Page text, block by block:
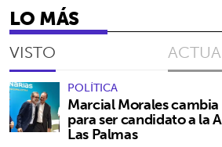
LO MÁS
VISTO
POLÍTICA
Marcial Morales cambia
para ser candidato a la
Las Palmas